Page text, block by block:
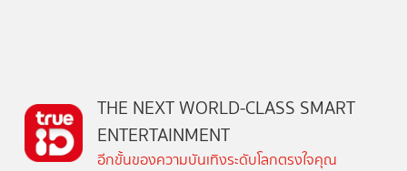
THE NEXT WORLD-CLASS SMART
ENTERTAINMENT
อีกขั้นของความบันเทิงระดับโลกตรงใจคุณ